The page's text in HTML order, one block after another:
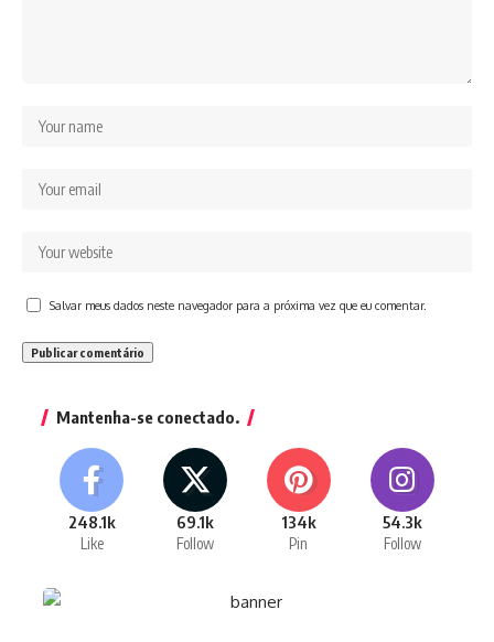
Salvar meus dados neste navegador para a próxima vez que eu comentar.
Mantenha-se conectado.
248.1k
Like
69.1k
Follow
134k
Pin
54.3k
Follow